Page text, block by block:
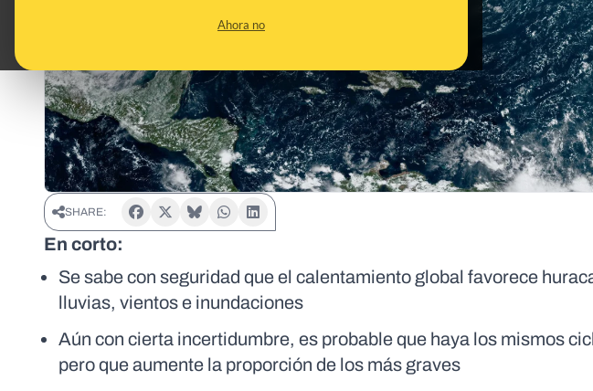
Ahora no
SHARE:
En corto:
Se sabe con seguridad que el calentamiento global favorece
lluvias, vientos e inundaciones
Aún con cierta incertidumbre, es probable que haya los mismos
pero que aumente la proporción de los más graves